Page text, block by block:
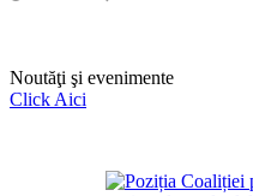
Noutăţi şi evenimente
Click Aici